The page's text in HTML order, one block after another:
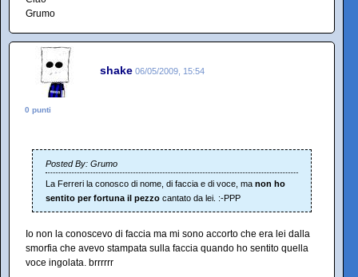
Grumo
shake 06/05/2009, 15:54
0 punti
Posted By: Grumo
La Ferreri la conosco di nome, di faccia e di voce, ma non ho
sentito per fortuna il pezzo cantato da lei. :-PPP
Io non la conoscevo di faccia ma mi sono accorto che era lei dalla
smorfia che avevo stampata sulla faccia quando ho sentito quella
voce ingolata. brrrrrr